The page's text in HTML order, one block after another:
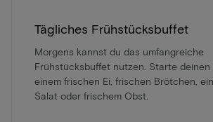
Tägliches Frühstücksbuffet
Morgens kannst du das umfangreiche
Frühstücksbuffet nutzen. Starte deinen
einem frischen Ei, frischen Brötchen,
Salat oder frischem Obst.